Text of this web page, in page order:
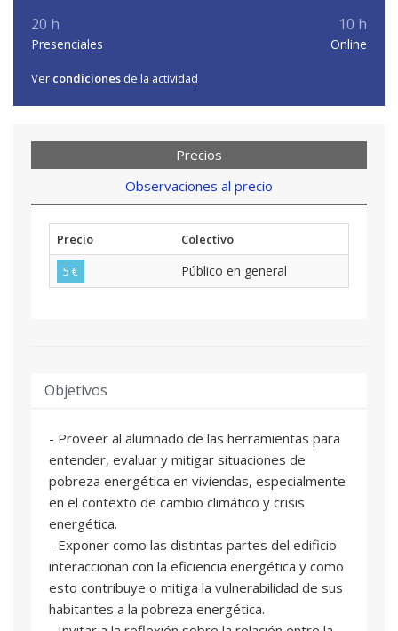
20 h
Presenciales
10 h
Online
Ver condiciones de la actividad
Precios
Observaciones al precio
Precio
Colectivo
5 €
Público en general
Objetivos
- Proveer al alumnado de las herramientas para
entender, evaluar y mitigar situaciones de
pobreza energética en viviendas, especialmente
en el contexto de cambio climático y crisis
energética.
- Exponer como las distintas partes del edificio
interaccionan con la eficiencia energética y como
esto contribuye o mitiga la vulnerabilidad de sus
habitantes a la pobreza energética.